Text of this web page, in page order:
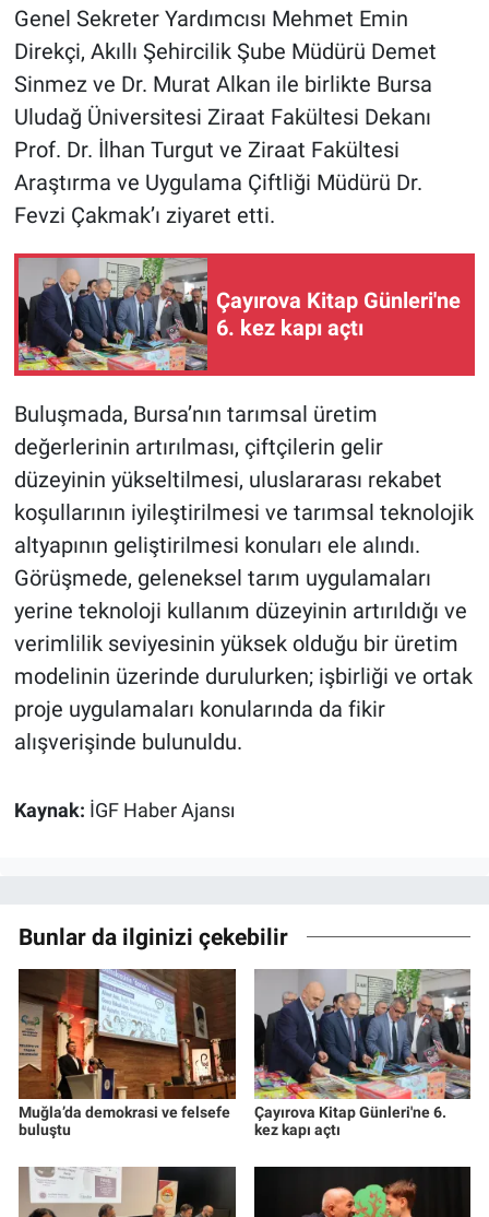
Genel Sekreter Yardımcısı Mehmet Emin
Direkçi, Akıllı Şehircilik Şube Müdürü Demet
Sinmez ve Dr. Murat Alkan ile birlikte Bursa
Uludağ Üniversitesi Ziraat Fakültesi Dekanı
Prof. Dr. İlhan Turgut ve Ziraat Fakültesi
Araştırma ve Uygulama Çiftliği Müdürü Dr.
Fevzi Çakmak’ı ziyaret etti.
Çayırova Kitap Günleri'ne
6. kez kapı açtı
Buluşmada, Bursa’nın tarımsal üretim
değerlerinin artırılması, çiftçilerin gelir
düzeyinin yükseltilmesi, uluslararası rekabet
koşullarının iyileştirilmesi ve tarımsal teknolojik
altyapının geliştirilmesi konuları ele alındı.
Görüşmede, geleneksel tarım uygulamaları
yerine teknoloji kullanım düzeyinin artırıldığı ve
verimlilik seviyesinin yüksek olduğu bir üretim
modelinin üzerinde durulurken; işbirliği ve ortak
proje uygulamaları konularında da fikir
alışverişinde bulunuldu.
Kaynak: İGF Haber Ajansı
Bunlar da ilginizi çekebilir
Muğla’da demokrasi ve felsefe
buluştu
Çayırova Kitap Günleri'ne 6.
kez kapı açtı